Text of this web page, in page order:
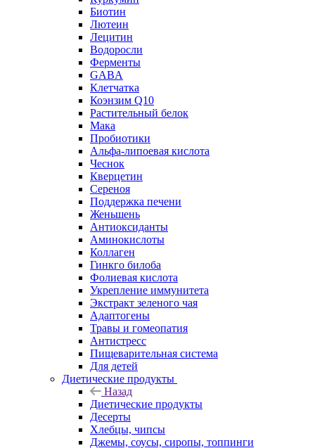
Биотин
Лютеин
Лецитин
Водоросли
Ферменты
GABA
Клетчатка
Коэнзим Q10
Растительный белок
Мака
Пробиотики
Альфа-липоевая кислота
Чеснок
Кверцетин
Сереноя
Поддержка печени
Женьшень
Антиоксиданты
Аминокислоты
Коллаген
Гинкго билоба
Фолиевая кислота
Укрепление иммунитета
Экстракт зеленого чая
Адаптогены
Травы и гомеопатия
Антистресс
Пищеварительная система
Для детей
Диетические продукты
Назад
Диетические продукты
Десерты
Хлебцы, чипсы
Джемы, соусы, сиропы, топпинги